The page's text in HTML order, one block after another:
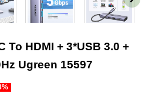
To HDMI + 3*USB 3.0 +
Ugreen 15597